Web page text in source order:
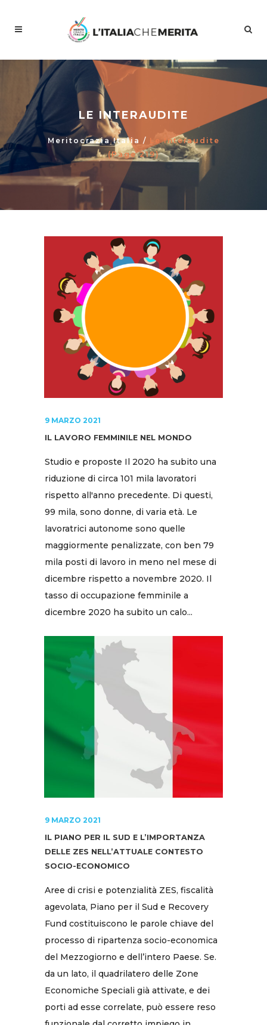
LE INTERAUDITE
Meritocrazia Italia / Le Interaudite
(Page 219)
9 MARZO 2021
IL LAVORO FEMMINILE NEL MONDO
Studio e proposte Il 2020 ha subito una
riduzione di circa 101 mila lavoratori
rispetto all'anno precedente. Di questi,
99 mila, sono donne, di varia età. Le
lavoratrici autonome sono quelle
maggiormente penalizzate, con ben 79
mila posti di lavoro in meno nel mese di
dicembre rispetto a novembre 2020. Il
tasso di occupazione femminile a
dicembre 2020 ha subito un calo...
9 MARZO 2021
IL PIANO PER IL SUD E L’IMPORTANZA
DELLE ZES NELL’ATTUALE CONTESTO
SOCIO-ECONOMICO
Aree di crisi e potenzialità ZES, fiscalità
agevolata, Piano per il Sud e Recovery
Fund costituiscono le parole chiave del
processo di ripartenza socio-economica
del Mezzogiorno e dell’intero Paese. Se.
da un lato, il quadrilatero delle Zone
Economiche Speciali già attivate, e dei
porti ad esse correlate, può essere reso